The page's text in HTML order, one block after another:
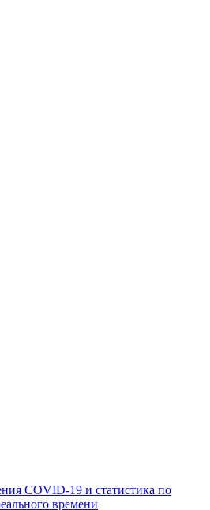
COVID-19 и статистика по
времени